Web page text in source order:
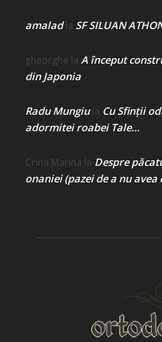
amaladla SF SILUAN
gheorghe la A început
din Japonia
Radu Mungiula Cu Sfinții
adormitei roabei Tale…
Crina Marina la Despre
onaniei (pazei de a nu avea